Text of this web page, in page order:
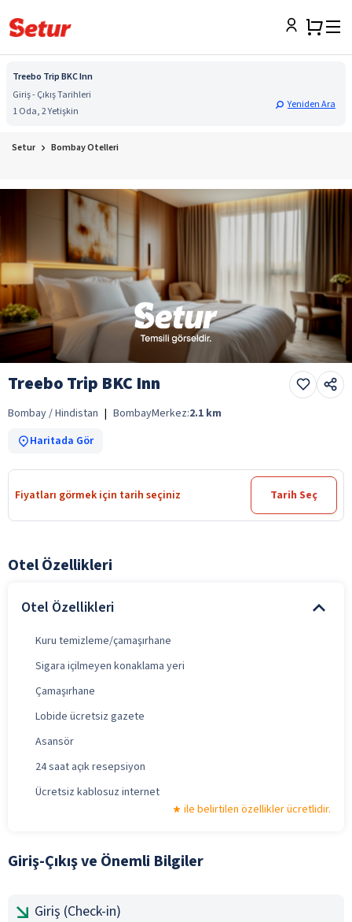
Treebo Trip BKC Inn
Giriş - Çıkış Tarihleri
1 Oda, 2 Yetişkin
Yeniden Ara
Setur Bombay Otelleri
Treebo Trip BKC Inn
Bombay / Hindistan | BombayMerkez:2.1 km
Haritada Gör
Fiyatları görmek için tarih seçiniz Tarih Seç
Otel Özellikleri
Otel Özellikleri
Kuru temizleme/çamaşırhane
Sigara içilmeyen konaklama yeri
Çamaşırhane
Lobide ücretsiz gazete
Asansör
24 saat açık resepsiyon
Ücretsiz kablosuz internet
ile belirtilen özellikler ücretlidir.
Giriş-Çıkış ve Önemli Bilgiler
Giriş (Check-in)